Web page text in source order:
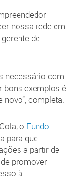
nossa rede em
de
necessário com
bons exemplos é
completa.
o Fundo
para que
a partir de
promover
à